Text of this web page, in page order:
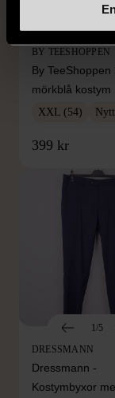
1/5
BY TEESHOPPEN
By TeeShoppen
mörkblå kostym
XXL (54)
399 kr
1/5
DRESSMANN
Dressmann -
Kostymbyxor